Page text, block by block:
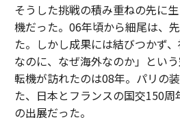
そうした挑戦の積み重ねの先に
機だった。06年頃から細尾は、
た。しかし成果には結びつかず
なのに、なぜ海外なのか」という
転機が訪れたのは08年。パリの
た、日本とフランスの国交150
の出展だった。